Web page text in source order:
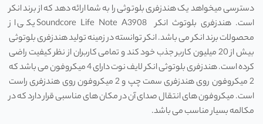
دسترسی میخواهد یک هندزفری بلوتوثی را به شما ارائه دهد که از برند انکر
است. هندزفری بلوتوث انکر Soundcore Life Note A3908 یکی از
محصولات برند انکر می باشد. انکر توانسته در زمینه تولید هندزفری بلوتوثی
بیش از 20 میلیون کاربر جذب خود کند و تمامی کاربران از نظر کیفیت راضی
کرده است. هندزفری بلوتوثی انکر لایف نوت دارای 4 میکروفون می باشد که
2 میکروفون روی هندزفری سمت چپ و 2 میکروفون روی هندزفری راست
است. میکروفون های انتقال صدای آن در مکان های مناسبی قرار دارد که در
مکالمه بسیار مناسب می باشد.